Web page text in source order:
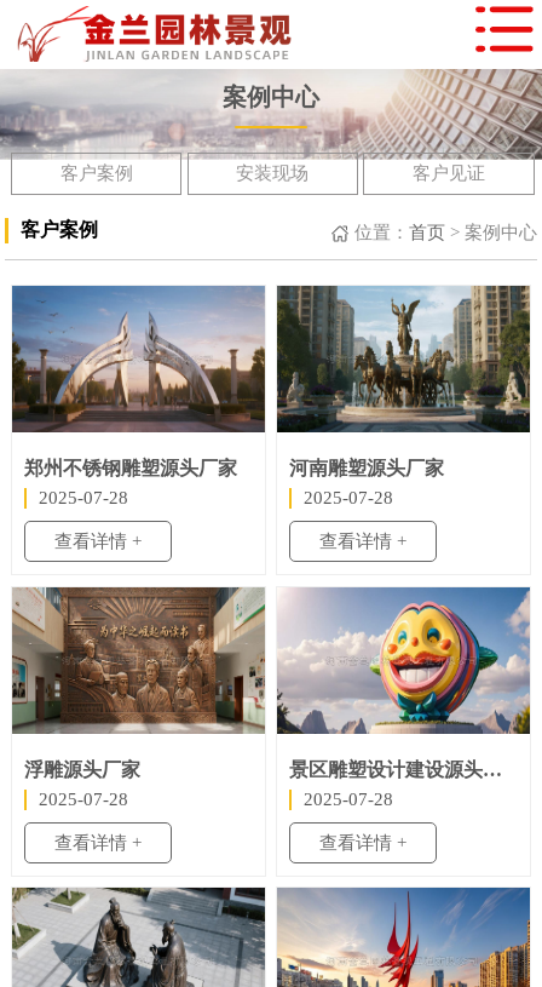
案例中心
客户案例 安装现场 客户见证
客户案例 位置： 首页> 案例中心
郑州不锈钢雕塑源头厂家
2025-07-28
查看详情 +
河南雕塑源头厂家
2025-07-28
查看详情 +
浮雕源头厂家
2025-07-28
查看详情 +
景区雕塑设计建设源头厂家
2025-07-28
查看详情 +